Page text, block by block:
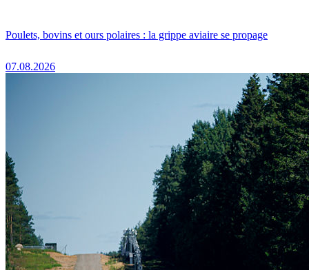
Poulets, bovins et ours polaires : la grippe aviaire se propage
07.08.2026